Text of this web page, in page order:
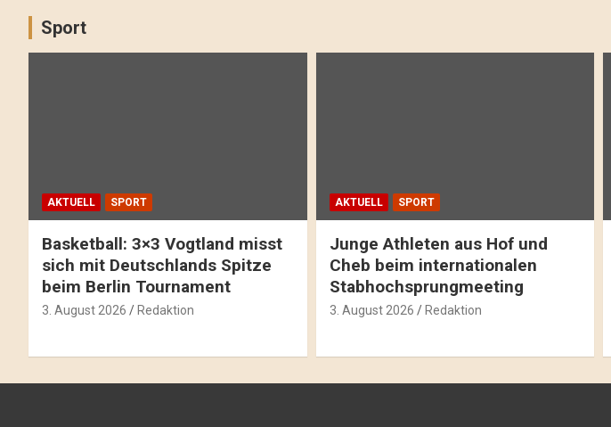
Sport
AKTUELL SPORT
Basketball: 3×3 Vogtland misst
sich mit Deutschlands Spitze
beim Berlin Tournament
3. August 2026 Redaktion
AKTUELL SPORT
Junge Athleten aus Hof und
Cheb beim internationalen
Stabhochsprungmeeting
3. August 2026 Redaktion